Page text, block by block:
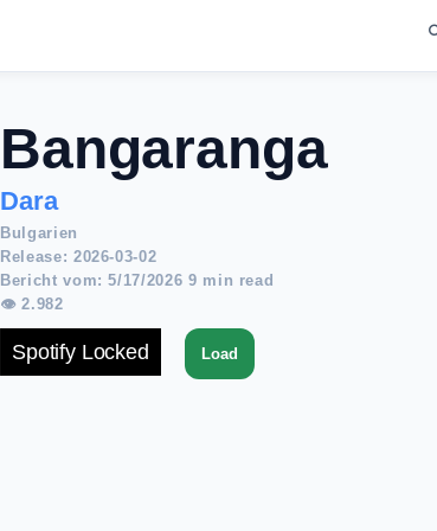
Bangaranga
Dara
Bulgarien
Release: 2026-03-02
Bericht vom: 5/17/2026 9 min read
👁 2.982
Spotify Locked Load